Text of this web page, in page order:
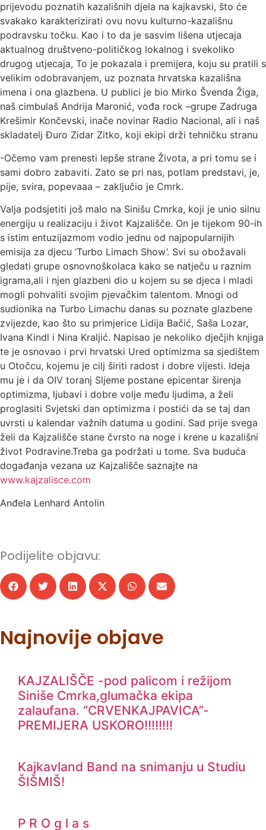
prijevodu poznatih kazališnih djela na kajkavski, što će
svakako karakterizirati ovu novu kulturno-kazališnu
podravsku točku. Kao i to da je sasvim lišena utjecaja
aktualnog društveno-političkog lokalnog i svekoliko
drugog utjecaja, To je pokazala i premijera, koju su pratili s
velikim odobravanjem, uz poznata hrvatska kazališna
imena i ona glazbena. U publici je bio Mirko Švenda Žiga,
naš cimbulaš Andrija Maronić, vođa rock –grupe Zadruga
Krešimir Končevski, inače novinar Radio Nacional, ali i naš
skladatelj Đuro Zidar Zitko, koji ekipi drži tehničku stranu
-Očemo vam prenesti lepše strane Života, a pri tomu se i
sami dobro zabaviti. Zato se pri nas, potlam predstavi, je,
pije, svira, popevaaa – zaključio je Cmrk.
Valja podsjetiti još malo na Sinišu Cmrka, koji je unio silnu
energiju u realizaciju i život Kajzališče. On je tijekom 90-ih
s istim entuzijazmom vodio jednu od najpopularnijih
emisija za djecu ‘Turbo Limach Show’. Svi su obožavali
gledati grupe osnovnoškolaca kako se natječu u raznim
igrama,ali i njen glazbeni dio u kojem su se djeca i mladi
mogli pohvaliti svojim pjevačkim talentom. Mnogi od
sudionika na Turbo Limachu danas su poznate glazbene
zvijezde, kao što su primjerice Lidija Bačić, Saša Lozar,
Ivana Kindl i Nina Kraljić. Napisao je nekoliko dječjih knjiga
te je osnovao i prvi hrvatski Ured optimizma sa sjedištem
u Otočcu, kojemu je cilj širiti radost i dobre vijesti. Ideja
mu je i da OIV toranj Sljeme postane epicentar širenja
optimizma, ljubavi i dobre volje među ljudima, a želi
proglasiti Svjetski dan optimizma i postići da se taj dan
uvrsti u kalendar važnih datuma u godini. Sad prije svega
želi da Kajzališče stane čvrsto na noge i krene u kazališni
život Podravine.Treba ga podržati u tome. Sva buduća
događanja vezana uz Kajzališče saznajte na
www.kajzalisce.com
Anđela Lenhard Antolin
Podijelite objavu:
Najnovije objave
KAJZALIŠČE -pod palicom i režijom
Siniše Cmrka,glumačka ekipa
zalaufana. “CRVENKAJPAVICA”-
PREMIJERA USKORO!!!!!!!!
Kajkavland Band na snimanju u Studiu
ŠIŠMIŠ!
P R O g l a s